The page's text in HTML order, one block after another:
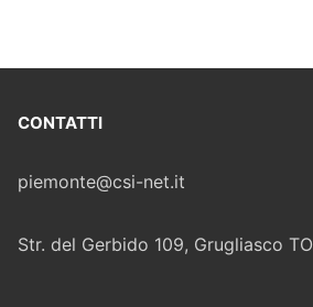
CONTATTI
piemonte@csi-net.it
Str. del Gerbido 109, Grugliasco TO